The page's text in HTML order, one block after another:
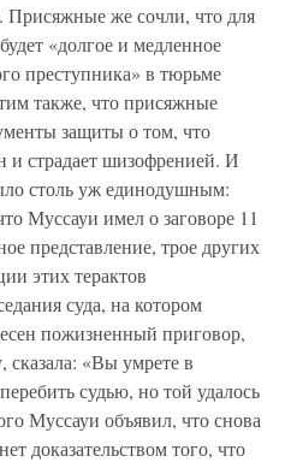
Присяжные же сочли, что для
«долгое и медленное
преступника» в тюрьме
также, что присяжные
защиты о том, что
и страдает шизофренией. И
столь уж единодушным:
Муссауи имел о заговоре 11
представление, трое других
этих терактов
суда, на котором
пожизненный приговор,
сказала: «Вы умрете в
судью, но той удалось
Муссауи объявил, что снова
доказательством того, что